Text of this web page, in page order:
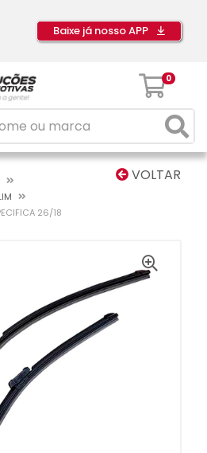
Baixe já nosso APP
0
VOLTAR
26/18